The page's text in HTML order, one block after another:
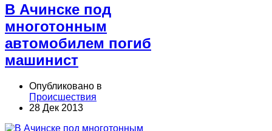
В Ачинске под
многотонным
автомобилем погиб
машинист
Опубликовано в
Происшествия
28 Дек 2013